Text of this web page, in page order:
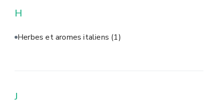
H
Herbes et aromes italiens (1)
J